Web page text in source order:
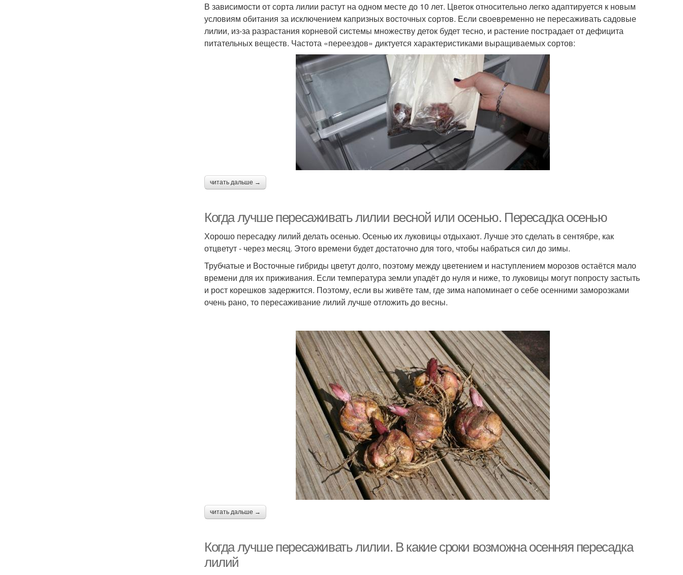
В зависимости от сорта лилии растут на одном месте до 10 лет. Цветок относительно легко адаптируется к новым
условиям обитания за исключением капризных восточных сортов. Если своевременно не пересаживать садовые
лилии, из-за разрастания корневой системы множеству деток будет тесно, и растение пострадает от дефицита
питательных веществ. Частота «переездов» диктуется характеристиками выращиваемых сортов:
читать дальше →
Когда лучше пересаживать лилии весной или осенью. Пересадка осенью
Хорошо пересадку лилий делать осенью. Осенью их луковицы отдыхают. Лучше это сделать в сентябре, как
отцветут - через месяц. Этого времени будет достаточно для того, чтобы набраться сил до зимы.
Трубчатые и Восточные гибриды цветут долго, поэтому между цветением и наступлением морозов остаётся мало
времени для их приживания. Если температура земли упадёт до нуля и ниже, то луковицы могут попросту застыть
и рост корешков задержится. Поэтому, если вы живёте там, где зима напоминает о себе осенними заморозками
очень рано, то пересаживание лилий лучше отложить до весны.
читать дальше →
Когда лучше пересаживать лилии. В какие сроки возможна осенняя пересадка
лилий